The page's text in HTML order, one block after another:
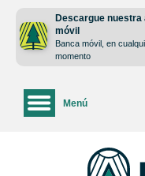
contenido
inicio
Descargue
móvil
Banca móvil, en
momento
Menú